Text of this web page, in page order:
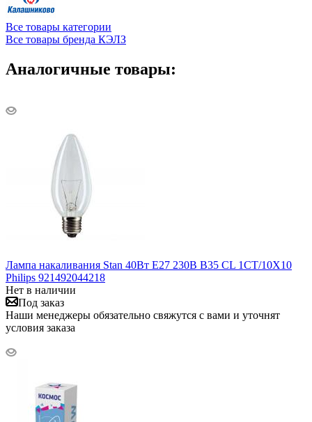
Все товары категории
Все товары бренда КЭЛЗ
Аналогичные товары:
Лампа накаливания Stan 40Вт E27 230В B35 CL 1CT/10X10
Philips 921492044218
Нет в наличии
Под заказ
Наши менеджеры обязательно свяжутся с вами и уточнят
условия заказа